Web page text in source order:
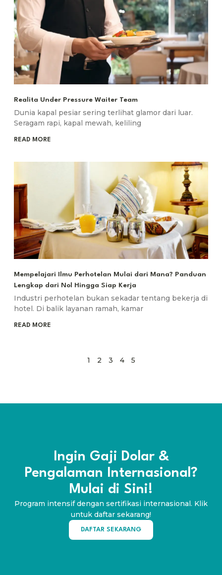
Realita Under Pressure Waiter Team
Dunia kapal pesiar sering terlihat glamor dari luar.
Seragam rapi, kapal mewah, keliling
READ MORE
Mempelajari Ilmu Perhotelan Mulai dari Mana? Panduan
Lengkap dari Nol Hingga Siap Kerja
Industri perhotelan bukan sekadar tentang bekerja di
hotel. Di balik layanan ramah, kamar
READ MORE
1 2 3 4 5
Ingin Gaji Dolar &
Pengalaman Internasional?
Mulai di Sini!
Program intensif dengan sertifikasi internasional. Klik
untuk daftar sekarang!
DAFTAR SEKARANG